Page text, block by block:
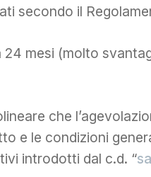
secondo il
24 mesi (molto
che
e le condizioni
introdotti dal c.d. “